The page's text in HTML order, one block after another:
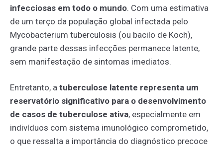
infecciosas em todo o mundo. Com uma estimativa
de um terço da população global infectada pelo
Mycobacterium tuberculosis (ou bacilo de Koch),
grande parte dessas infecções permanece latente,
sem manifestação de sintomas imediatos.
Entretanto, a tuberculose latente representa um
reservatório significativo para o desenvolvimento
de casos de tuberculose ativa, especialmente em
indivíduos com sistema imunológico comprometido,
o que ressalta a importância do diagnóstico precoce